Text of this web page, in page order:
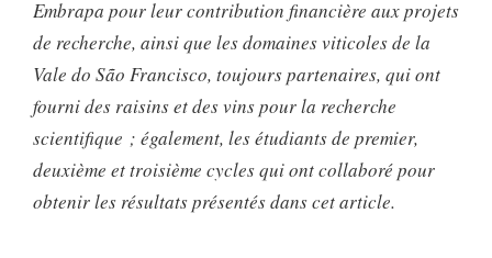
Embrapa pour leur contribution financière aux projets
de recherche, ainsi que les domaines viticoles de la
Vale do São Francisco, toujours partenaires, qui ont
fourni des raisins et des vins pour la recherche
scientifique ; également, les étudiants de premier,
deuxième et troisième cycles qui ont collaboré pour
obtenir les résultats présentés dans cet article.